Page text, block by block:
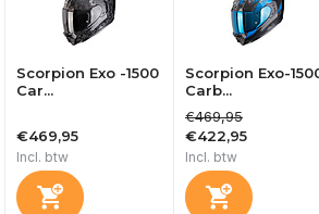
Scorpion Exo -1500
Car...
€469,95
Incl. btw
Scorpion Exo-
Carb...
€469,95
€422,95
Incl. btw